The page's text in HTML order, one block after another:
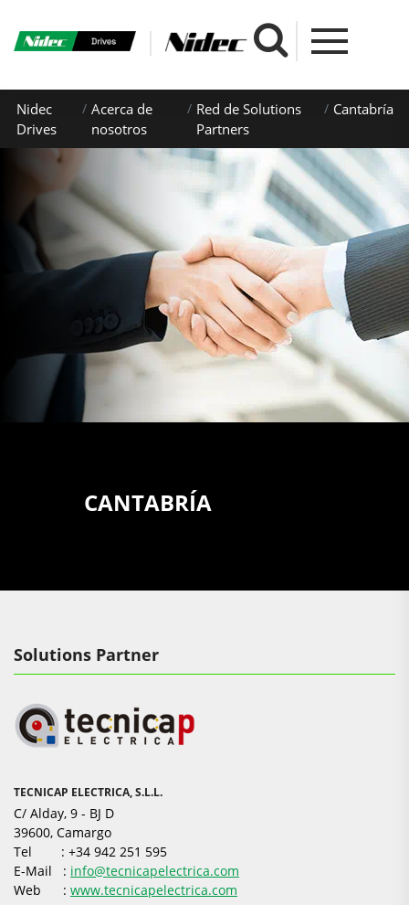
Nidec
Drives
Acerca de
nosotros
Red de Solutions
Partners
Cantabría
CANTABRÍA
Solutions Partner
TECNICAP ELECTRICA, S.L.L.
C/ Alday, 9 - BJ D
39600, Camargo
Tel : +34 942 251 595
E-Mail : info@tecnicapelectrica.com
Web : www.tecnicapelectrica.com